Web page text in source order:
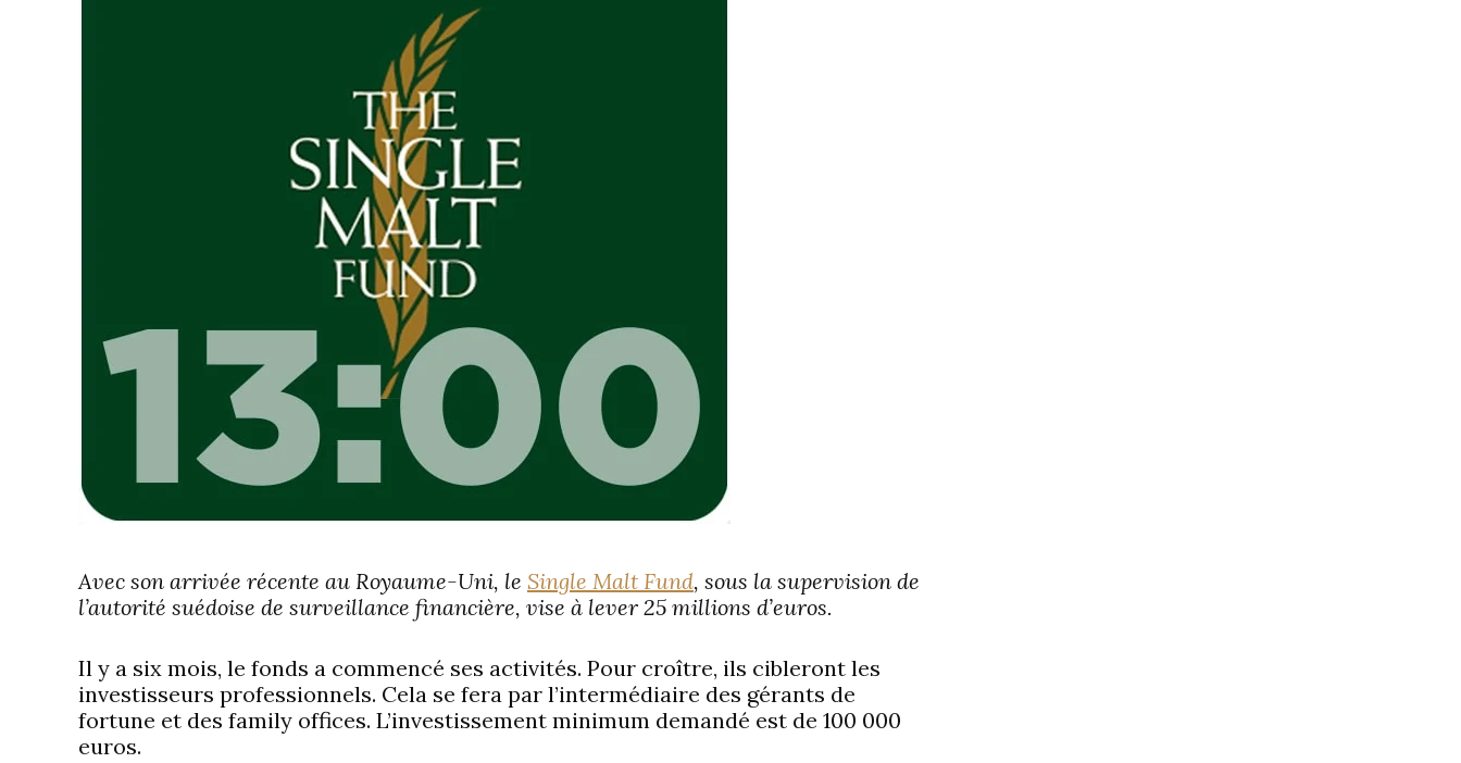
Avec son arrivée récente au Royaume-Uni, le Single Malt Fund, sous la supervision de
l’autorité suédoise de surveillance financière, vise à lever 25 millions d’euros.
Il y a six mois, le fonds a commencé ses activités. Pour croître, ils cibleront les
investisseurs professionnels. Cela se fera par l’intermédiaire des gérants de
fortune et des family offices. L’investissement minimum demandé est de 100 000
euros.